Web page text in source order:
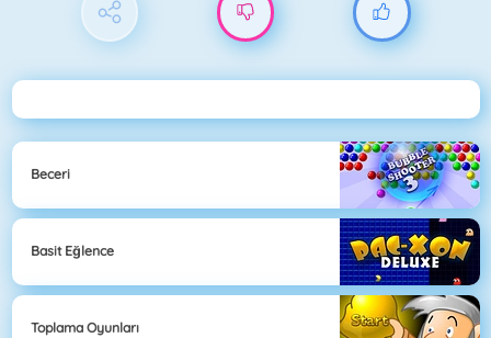
Beceri
Basit Eğlence
Toplama Oyunları